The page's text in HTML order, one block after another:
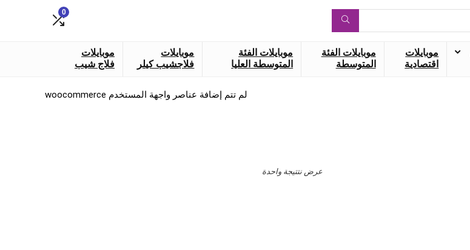
0
موبايلات
اقتصادية
موبايلات الفئة
المتوسطة
موبايلات الفئة
المتوسطة العليا
موبايلات
فلاجشيب كيلر
موبايلات
فلاج شيب
عرض نتتيجة واحدة
لم تتم إضافة عناصر واجهة المستخدم woocommerce